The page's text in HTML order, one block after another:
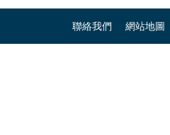
聯絡我們 網站地圖